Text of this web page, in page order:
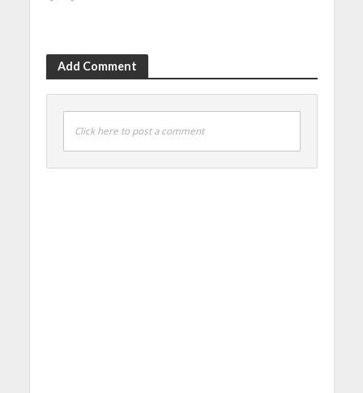
Add Comment
Click here to post a comment